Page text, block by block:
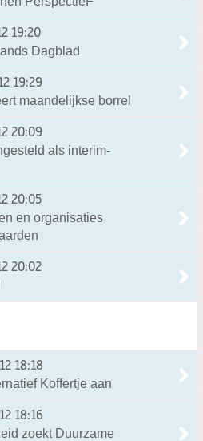
19:20
Dagblad
19:29
maandelijkse borrel
20:09
als interim-
20:05
en organisaties
20:02
18:18
Koffertje aan
18:16
zoekt Duurzame